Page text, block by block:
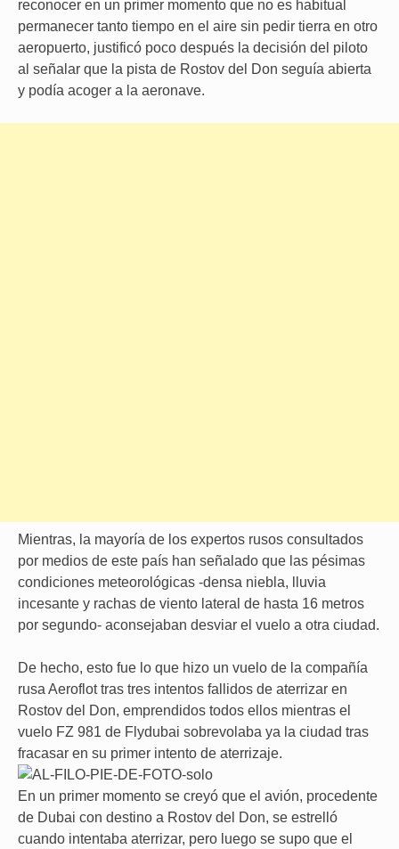
reconocer en un primer momento que no es habitual
permanecer tanto tiempo en el aire sin pedir tierra en otro
aeropuerto, justificó poco después la decisión del piloto
al señalar que la pista de Rostov del Don seguía abierta
y podía acoger a la aeronave.
Mientras, la mayoría de los expertos rusos consultados
por medios de este país han señalado que las pésimas
condiciones meteorológicas -densa niebla, lluvia
incesante y rachas de viento lateral de hasta 16 metros
por segundo- aconsejaban desviar el vuelo a otra ciudad.
De hecho, esto fue lo que hizo un vuelo de la compañía
rusa Aeroflot tras tres intentos fallidos de aterrizar en
Rostov del Don, emprendidos todos ellos mientras el
vuelo FZ 981 de Flydubai sobrevolaba ya la ciudad tras
fracasar en su primer intento de aterrizaje.
En un primer momento se creyó que el avión, procedente
de Dubai con destino a Rostov del Don, se estrelló
cuando intentaba aterrizar, pero luego se supo que el